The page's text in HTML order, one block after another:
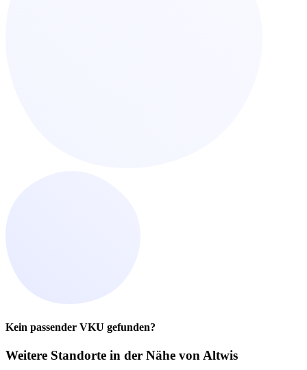
Kein passender VKU gefunden?
Weitere Standorte in der Nähe von Altwis